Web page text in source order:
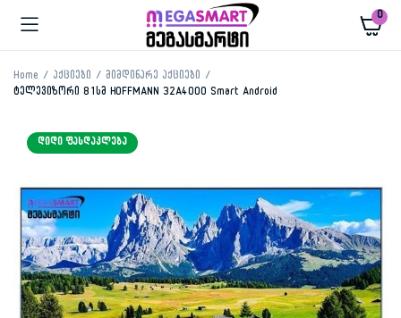
0
Home აქციები
მიმდინარე აქციები
ტელევიზორი 81სმ HOFFMANN 32A4000 Smart Android
ᲓᲘᲓᲘ ᲤᲐᲡᲓᲐᲙᲚᲔᲑᲐ